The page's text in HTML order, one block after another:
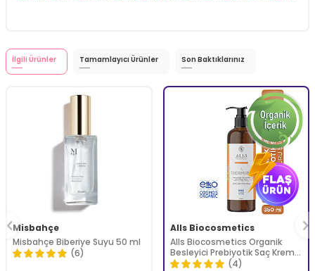
İlgili Ürünler Tamamlayıcı Ürünler Son Baktıklarınız
Misbahçe
Misbahçe Biberiye Suyu 50 ml
(6)
Alls Biocosmetics
Alls Biocosmetics Organik
Besleyici Prebiyotik Saç Kremi
350 ml
(4)